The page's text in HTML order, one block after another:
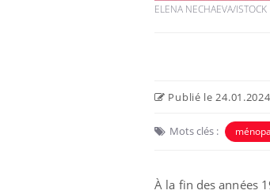
ELENA NECHAEVA/ISTOCK
Publié le
Mots clés :
À la fin des années